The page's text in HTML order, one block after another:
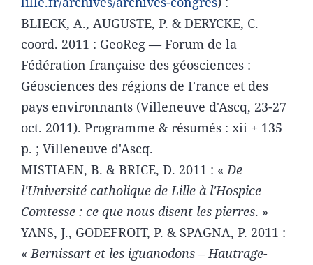
BLIECK, A., AUGUSTE, P. & DERYCKE, C.
coord. 2011 : GeoReg — Forum de la
Fédération française des géosciences :
Géosciences des régions de France et des
pays environnants (Villeneuve d'Ascq, 23-27
oct. 2011). Programme & résumés : xii + 135
p. ; Villeneuve d'Ascq.
MISTIAEN, B. & BRICE, D. 2011 : «De
l'Université catholique de Lille à l'Hospice
Comtesse : ce que nous disent les pierres. »
YANS, J., GODEFROIT, P. & SPAGNA, P. 2011 :
«Bernissart et les iguanodons – Hautrage-